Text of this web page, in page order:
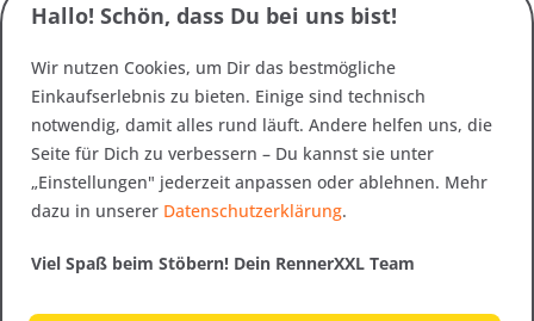
Hallo! Schön, dass Du bei uns bist!
Wir nutzen Cookies, um Dir das bestmögliche
Einkaufserlebnis zu bieten. Einige sind technisch
notwendig, damit alles rund läuft. Andere helfen uns, die
Seite für Dich zu verbessern – Du kannst sie unter
„Einstellungen" jederzeit anpassen oder ablehnen. Mehr
dazu in unserer Datenschutzerklärung.
Viel Spaß beim Stöbern! Dein RennerXXL Team